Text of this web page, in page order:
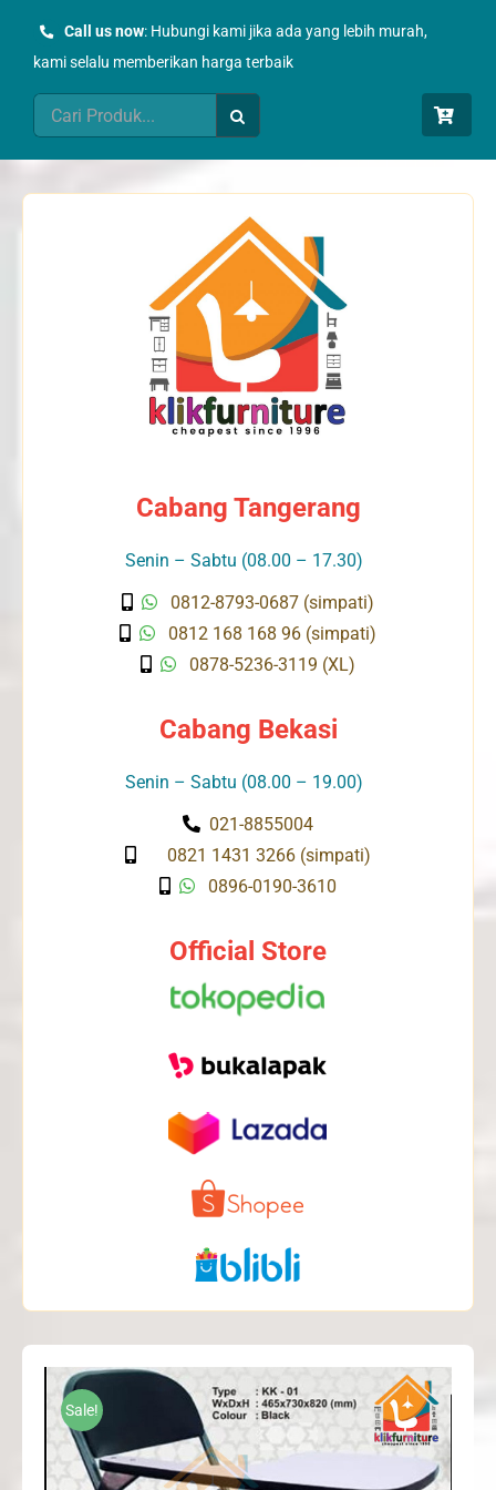
Call us now: Hubungi kami jika ada yang lebih murah,
kami selalu memberikan harga terbaik
Search
for:
Cabang Tangerang
Senin – Sabtu (08.00 – 17.30)
0812-8793-0687 (simpati)
0812 168 168 96 (simpati)
0878-5236-3119 (XL)
Cabang Bekasi
Senin – Sabtu (08.00 – 19.00)
021-8855004
0821 1431 3266 (simpati)
0896-0190-3610
Official Store
Sale!